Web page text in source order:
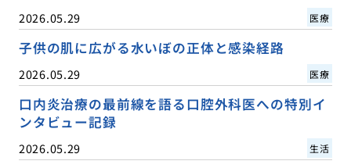
2026.05.29 医療
子供の肌に広がる水いぼの正体と感染経路
2026.05.29 医療
口内炎治療の最前線を語る口腔外科医への特別イ
ンタビュー記録
2026.05.29 生活